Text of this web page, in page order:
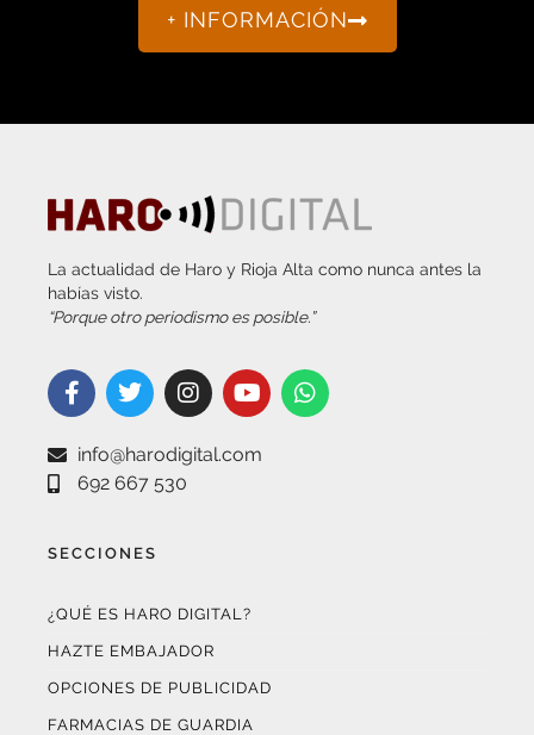
+ INFORMACIÓN
La actualidad de Haro y Rioja Alta como nunca antes la
habías visto.
“Porque otro periodismo es posible.”
info@harodigital.com
692 667 530
SECCIONES
¿QUÉ ES HARO DIGITAL?
HAZTE EMBAJADOR
OPCIONES DE PUBLICIDAD
FARMACIAS DE GUARDIA